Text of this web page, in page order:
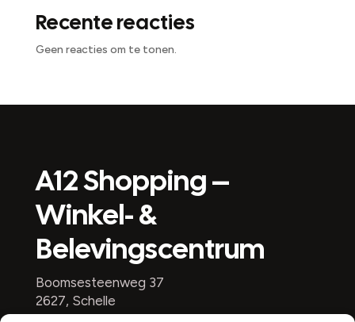
Recente reacties
Geen reacties om te tonen.
A12 Shopping –
Winkel- &
Belevingscentrum
Boomsesteenweg 37
2627, Schelle
België